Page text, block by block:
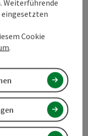
Weberei-
um die
Webfabrik in
des oberen
ArbeitnehmerInnen
Weiterführende
eingesetzten
Cookie
.